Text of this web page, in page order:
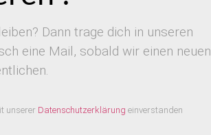
Dann trage dich in unseren
eine Mail, sobald wir einen neuen
unserer Datenschutzerklärung einverstanden